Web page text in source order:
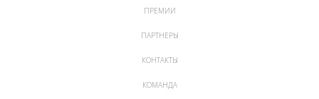
ПРЕМИИ
ПАРТНЕРЫ
КОНТАКТЫ
КОМАНДА